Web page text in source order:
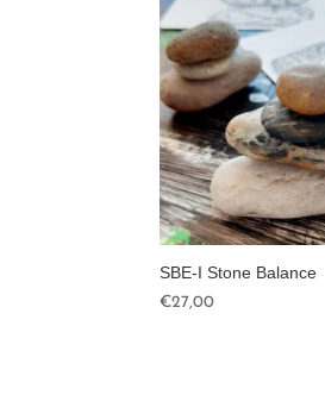
SBE-I Stone Balance
€27,00